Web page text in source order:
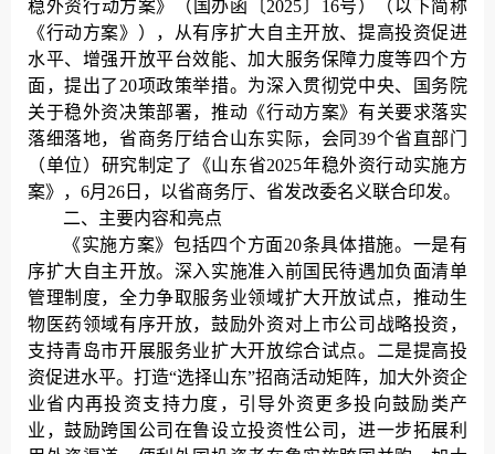
稳外资行动方案》（国办函〔2025〕16号）（以下简称
《行动方案》），从有序扩大自主开放、提高投资促进
水平、增强开放平台效能、加大服务保障力度等四个方
面，提出了20项政策举措。为深入贯彻党中央、国务院
关于稳外资决策部署，推动《行动方案》有关要求落实
落细落地，省商务厅结合山东实际，会同39个省直部门
（单位）研究制定了《山东省2025年稳外资行动实施方
案》，6月26日，以省商务厅、省发改委名义联合印发。
二、主要内容和亮点
《实施方案》包括四个方面20条具体措施。一是有
序扩大自主开放。深入实施准入前国民待遇加负面清单
管理制度，全力争取服务业领域扩大开放试点，推动生
物医药领域有序开放，鼓励外资对上市公司战略投资，
支持青岛市开展服务业扩大开放综合试点。二是提高投
资促进水平。打造“选择山东”招商活动矩阵，加大外资企
业省内再投资支持力度，引导外资更多投向鼓励类产
业，鼓励跨国公司在鲁设立投资性公司，进一步拓展利